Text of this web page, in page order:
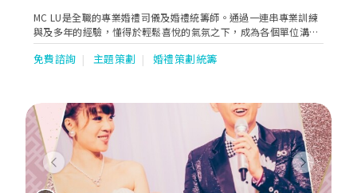
MC LU是全職的專業婚禮司儀及婚禮統籌師。通過一連串專業訓練
與及多年的經驗，懂得於輕鬆喜悅的氣氛之下，成為各個單位溝通
的橋樑，令到每個工作單位，例如晚宴場地的工作人員、攝影師
等，可以清楚了解大日子當日的安排與及新人對婚禮的期望。
免費諮詢 主題策劃 婚禮策劃統籌
Previous Next